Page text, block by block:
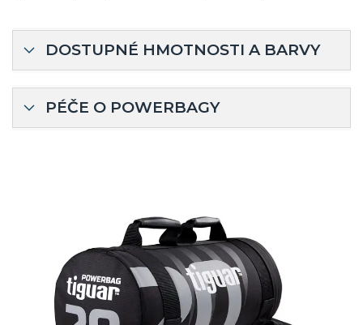
DOSTUPNÉ HMOTNOSTI A BARVY
PÉČE O POWERBAGY